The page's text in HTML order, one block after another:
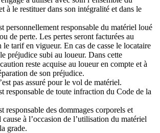
à le restituer dans son intégralité et dans le
personnellement responsable du matériel loué
de perte. Les pertes seront facturées au
le tarif en vigueur. En cas de casse le locataire
préjudice subi au loueur. Dans cette
reste acquise au loueur en compte et à
de son préjudice.
pas assuré pour le vol de matériel.
responsable de toute infraction du Code de la
responsable des dommages corporels et
cause à l’occasion de l’utilisation du matériel
grade.